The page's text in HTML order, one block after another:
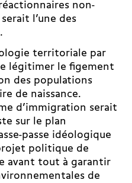
non-
l’une des
territoriale par
légitimer le figement
des populations
de naissance.
d’immigration serait
sur le plan
passe idéologique
politique de
avant tout à garantir
de